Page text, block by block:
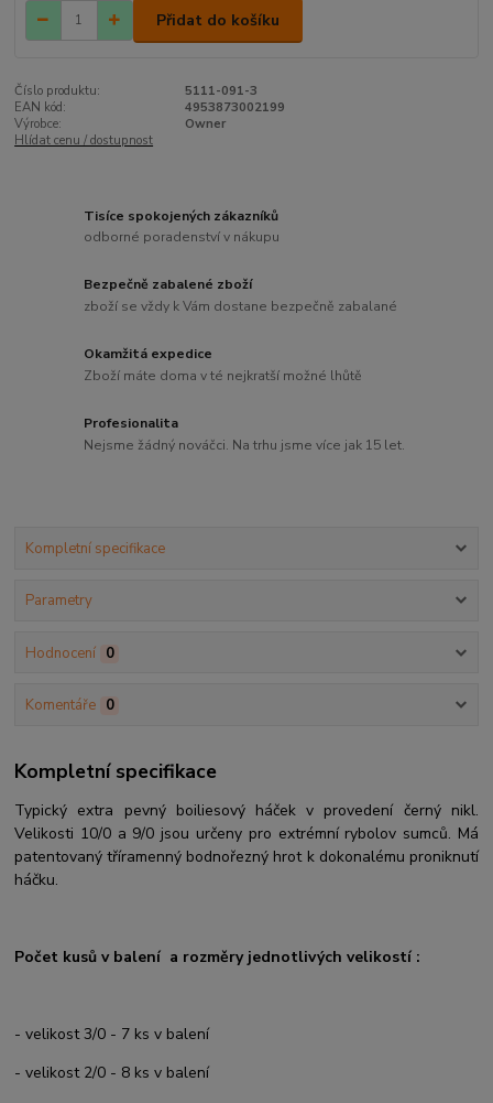
Přidat do košíku
Číslo produktu:
5111-091-3
EAN kód:
4953873002199
Výrobce:
Owner
Hlídat cenu / dostupnost
Tisíce spokojených zákazníků
odborné poradenství v nákupu
Bezpečně zabalené zboží
zboží se vždy k Vám dostane bezpečně zabalané
Okamžitá expedice
Zboží máte doma v té nejkratší možné lhůtě
Profesionalita
Nejsme žádný nováčci. Na trhu jsme více jak 15 let.
Kompletní specifikace
Parametry
Hodnocení 0
Komentáře 0
Kompletní specifikace
Typický extra pevný boiliesový háček v provedení černý nikl.
Velikosti 10/0 a 9/0 jsou určeny pro extrémní rybolov sumců. Má
patentovaný tříramenný bodnořezný hrot k dokonalému proniknutí
háčku.
Počet kusů v balení a rozměry jednotlivých velikostí :
- velikost 3/0 - 7 ks v balení
- velikost 2/0 - 8 ks v balení